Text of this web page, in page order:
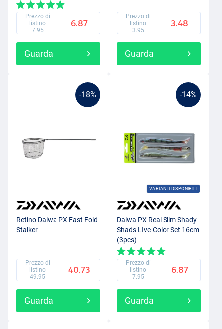
Prezzo di
listino
7.95
6.87
Guarda
Prezzo di
listino
3.95
3.48
Guarda
-18%
Retino Daiwa PX Fast Fold
Stalker
Prezzo di
listino
49.95
40.73
Guarda
-14%
VARIANTI DISPONIBILI
Daiwa PX Real Slim Shady
Shads LIve-Color Set 16cm
(3pcs)
Prezzo di
listino
7.95
6.87
Guarda